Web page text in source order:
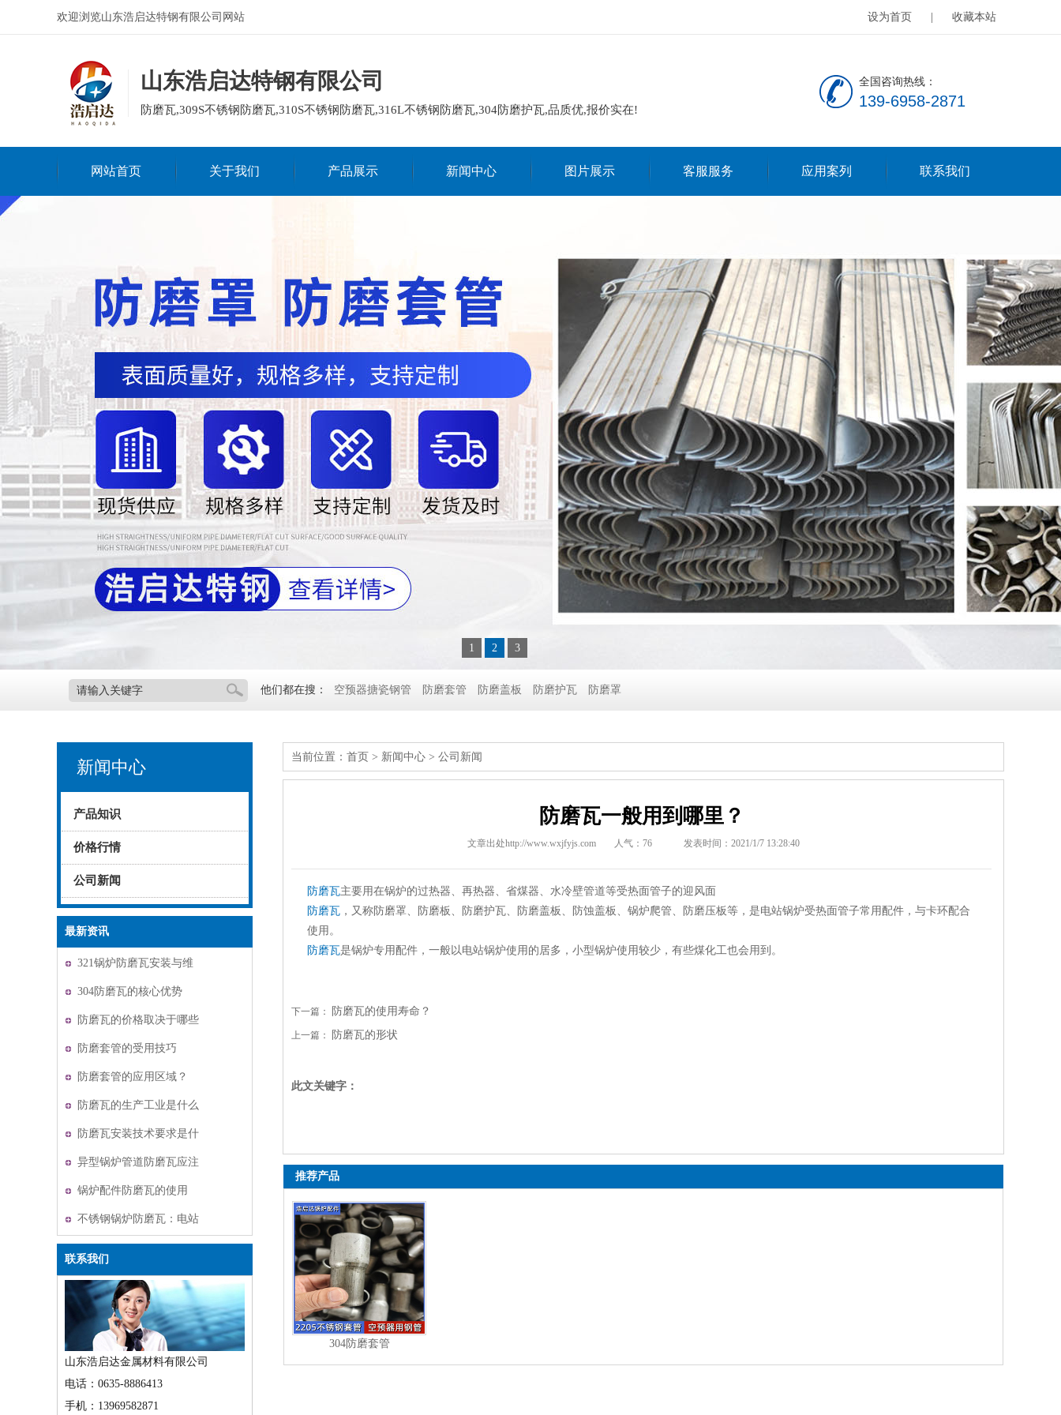
欢迎浏览山东浩启达特钢有限公司网站 设为首页 收藏本站
山东浩启达特钢有限公司
防磨瓦,309S不锈钢防磨瓦,310S不锈钢防磨瓦,316L不锈钢防磨瓦,304防磨护瓦,品质优,报价实在!
全国咨询热线：
139-6958-2871
网站首页 关于我们 产品展示 新闻中心 图片展示 客服服务 应用案列 联系我们
1 2 3
他们都在搜： 空预器搪瓷钢管 防磨套管 防磨盖板 防磨护瓦 防磨罩
新闻中心
产品知识
价格行情
公司新闻
最新资讯
321锅炉防磨瓦安装与维
护
304防磨瓦的核心优势
防磨瓦的价格取决于哪些
因素？
防磨套管的受用技巧
防磨套管的应用区域？
防磨瓦的生产工业是什么
防磨瓦安装技术要求是什
么
异型锅炉管道防磨瓦应注
意哪些数据？
锅炉配件防磨瓦的使用
不锈钢锅炉防磨瓦：电站
锅炉的耐磨守护者
联系我们
山东浩启达金属材料有限公司
电话：0635-8886413
手机：13969582871
当前位置： 首页 > 新闻中心 > 公司新闻
防磨瓦一般用到哪里？
文章出处http://www.wxjfyjs.com 人气： 76 发表时间：2021/1/7 13:28:40
防磨瓦主要用在锅炉的过热器、再热器、省煤器、水冷壁管道等受热面管子的迎风面
防磨瓦 ，又称防磨罩、防磨板、防磨护瓦、防磨盖板、防蚀盖板、锅炉爬管、防磨压板等，是电站锅炉受热面管子常用配件，与卡环配合
使用。
防磨瓦是锅炉专用配件，一般以电站锅炉使用的居多，小型锅炉使用较少，有些煤化工也会用到。
下一篇： 防磨瓦的使用寿命？
上一篇： 防磨瓦的形状
此文关键字：
推荐产品
304防磨套管